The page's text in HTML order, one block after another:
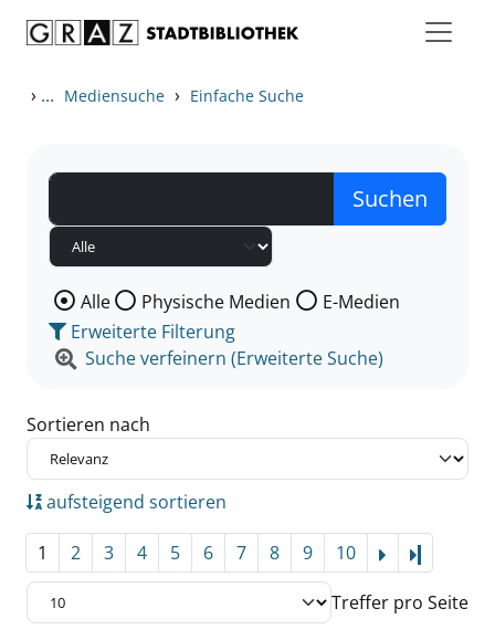
› ... Mediensuche › Einfache Suche
Wählen Sie die Medienart nach der Sie suchen wollen.
Alle Physische Medien
E-Medien
Erweiterte Filterung
Suche verfeinern (Erweiterte Suche)
Sortieren nach
aufsteigend sortieren
1 2 3 4 5 6 7 8 9 10
Treffer pro Seite